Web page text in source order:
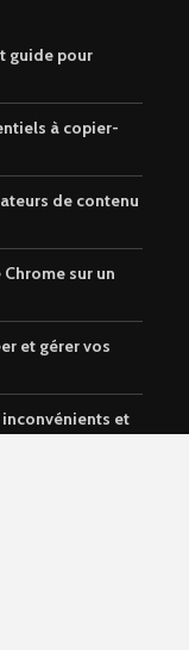
guide pour
à copier-
de contenu
sur un
et gérer vos
et